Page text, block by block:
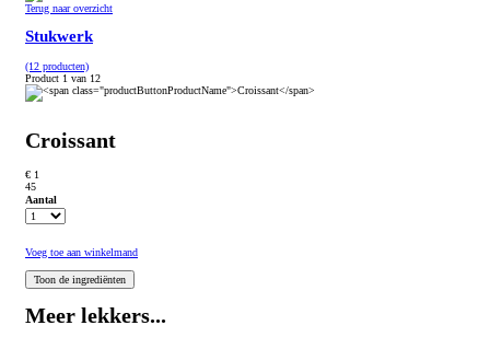
Terug naar overzicht
Stukwerk
(12 producten)
Product 1 van 12
Croissant
€ 1
45
Aantal
Voeg toe aan winkelmand
Meer lekkers...